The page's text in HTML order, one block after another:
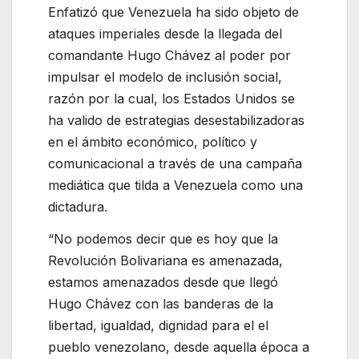
Enfatizó que Venezuela ha sido objeto de
ataques imperiales desde la llegada del
comandante Hugo Chávez al poder por
impulsar el modelo de inclusión social,
razón por la cual, los Estados Unidos se
ha valido de estrategias desestabilizadoras
en el ámbito económico, político y
comunicacional a través de una campaña
mediática que tilda a Venezuela como una
dictadura.
“No podemos decir que es hoy que la
Revolución Bolivariana es amenazada,
estamos amenazados desde que llegó
Hugo Chávez con las banderas de la
libertad, igualdad, dignidad para el el
pueblo venezolano, desde aquella época a